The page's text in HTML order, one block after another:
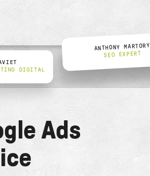
DIGITAL
ANTHONY MARTORY
SEO EXPERT
Ads